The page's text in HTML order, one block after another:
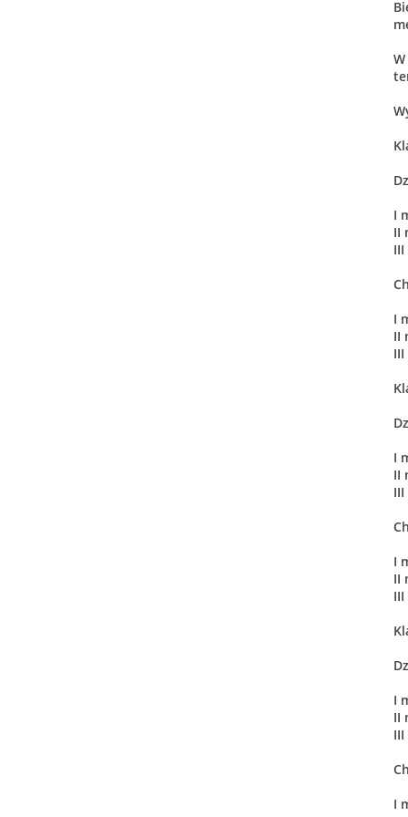
I
II
I
II
I
II
I
II
I
II
I